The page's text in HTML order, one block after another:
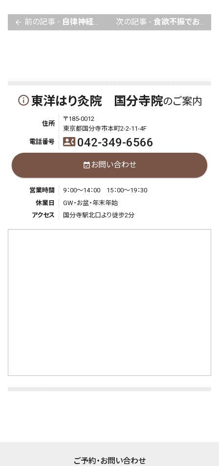
arrow_back 前の記事 - 自律神経失調症でお悩みの方へ 次の記事 - 食欲不振でお悩みの方へ
info_outline東洋はり灸院 国分寺院のご案内
住所
〒185-0012
東京都国分寺市本町2-2-11-4F
電話番号
contact_phone 042-349-6566
event_availableお問い合わせ
営業時間
9：00～14：00 15：00～19：30
休業日
GW・お盆・年末年始
アクセス
国分寺駅北口より徒步2分
ご予約・お問い合わせ